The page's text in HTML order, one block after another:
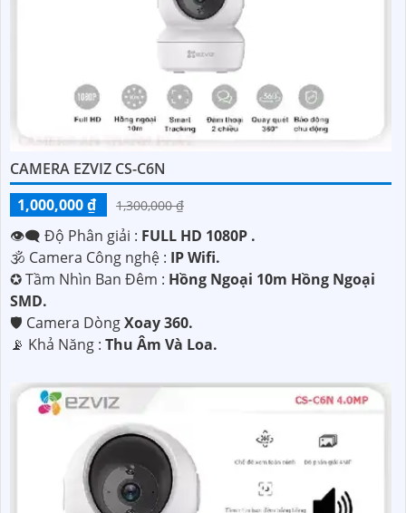
CAMERA EZVIZ CS-C6N
1,000,000 ₫
1,300,000 ₫
👁️‍🗨 Độ Phân giải : FULL HD 1080P .
🕉️ Camera Công nghệ : IP Wifi.
✪ Tầm Nhìn Ban Đêm : Hồng Ngoại 10m Hồng Ngoại
SMD.
🛡 Camera DòngXoay 360.
️📡 Khả Năng : Thu Âm Và Loa.